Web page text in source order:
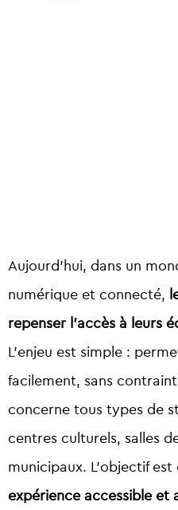
Aujourd’hui, dans un
numérique et connecté,
repenser l’accès à leurs
L’enjeu est simple :
facilement, sans
concerne tous types de
centres culturels, salles
municipaux. L’objectif
expérience accessible et